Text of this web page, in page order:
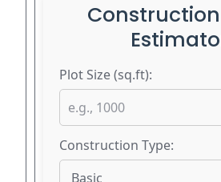
Plot Size (sq.ft):
Construction Type: